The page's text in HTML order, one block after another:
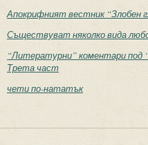
Апокрифният вестник “Злобен
Съществуват няколко вида
“Литературни” коментари
Трета част
чети по-нататък